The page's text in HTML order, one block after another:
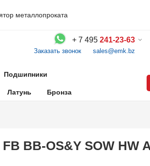
металлопроката
+ 7 495 241-23-63
Заказать звонок sales@emk.bz
Подшипники
Латунь Бронза
BB-OS&Y SOW HW